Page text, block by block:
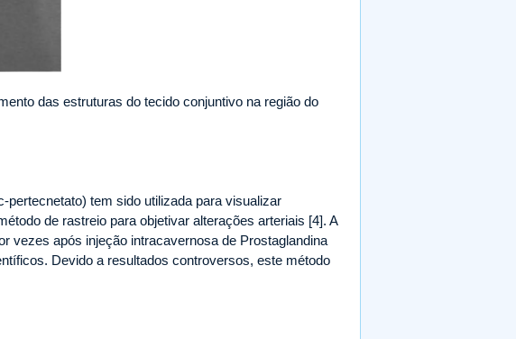
das estruturas do tecido conjuntivo na região do
pertecnetato) tem sido utilizada para visualizar
de rastreio para objetivar alterações arteriais [4]. A
vezes após injeção intracavernosa de Prostaglandina
Devido a resultados controversos, este método